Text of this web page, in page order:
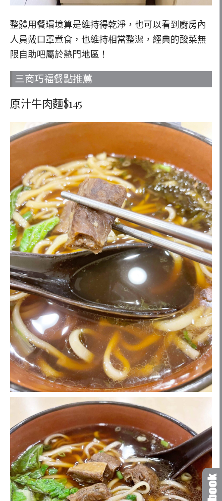
整體用餐環境算是維持得乾淨，也可以看到廚房內
人員戴口罩煮食，也維持相當整潔，經典的酸菜無
限自助吧屬於熱門地區！
三商巧福餐點推薦
原汁牛肉麵$145